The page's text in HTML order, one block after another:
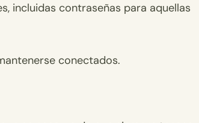
incluidas contraseñas para aquellas
conectados.